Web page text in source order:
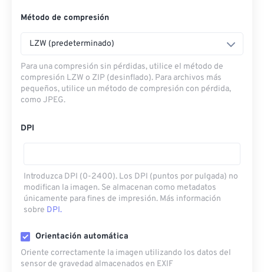
Método de compresión
LZW (predeterminado)
Para una compresión sin pérdidas, utilice el método de
compresión LZW o ZIP (desinflado). Para archivos más
pequeños, utilice un método de compresión con pérdida,
como JPEG.
DPI
Introduzca DPI (0-2400). Los DPI (puntos por pulgada) no
modifican la imagen. Se almacenan como metadatos
únicamente para fines de impresión. Más información
sobre DPI.
Orientación automática
Oriente correctamente la imagen utilizando los datos del
sensor de gravedad almacenados en EXIF